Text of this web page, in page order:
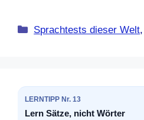
Kategorien
Sprachtests dieser Welt
LERNTIPP Nr. 13
Lern Sätze, nicht Wörter